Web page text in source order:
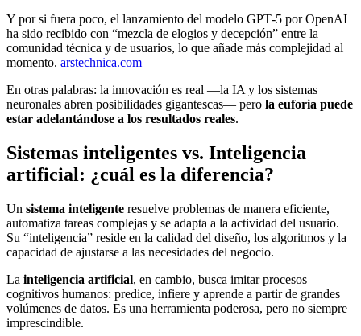
Y por si fuera poco, el lanzamiento del modelo GPT‑5 por OpenAI
ha sido recibido con “mezcla de elogios y decepción” entre la
comunidad técnica y de usuarios, lo que añade más complejidad al
momento. arstechnica.com
En otras palabras: la innovación es real —la IA y los sistemas
neuronales abren posibilidades gigantescas— pero la euforia puede
estar adelantándose a los resultados reales.
Sistemas inteligentes vs. Inteligencia
artificial: ¿cuál es la diferencia?
Un sistema inteligente resuelve problemas de manera eficiente,
automatiza tareas complejas y se adapta a la actividad del usuario.
Su “inteligencia” reside en la calidad del diseño, los algoritmos y la
capacidad de ajustarse a las necesidades del negocio.
La inteligencia artificial, en cambio, busca imitar procesos
cognitivos humanos: predice, infiere y aprende a partir de grandes
volúmenes de datos. Es una herramienta poderosa, pero no siempre
imprescindible.